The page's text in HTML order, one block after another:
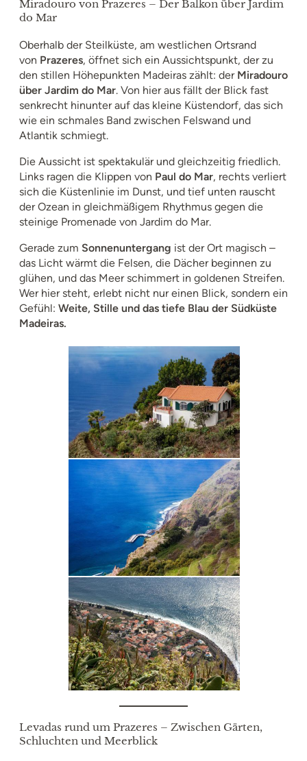
Miradouro von Prazeres – Der Balkon über Jardim
do Mar
Oberhalb der Steilküste, am westlichen Ortsrand
von Prazeres, öffnet sich ein Aussichtspunkt, der zu
den stillen Höhepunkten Madeiras zählt: der Miradouro
über Jardim do Mar. Von hier aus fällt der Blick fast
senkrecht hinunter auf das kleine Küstendorf, das sich
wie ein schmales Band zwischen Felswand und
Atlantik schmiegt.
Die Aussicht ist spektakulär und gleichzeitig friedlich.
Links ragen die Klippen von Paul do Mar, rechts verliert
sich die Küstenlinie im Dunst, und tief unten rauscht
der Ozean in gleichmäßigem Rhythmus gegen die
steinige Promenade von Jardim do Mar.
Gerade zum Sonnenuntergang ist der Ort magisch –
das Licht wärmt die Felsen, die Dächer beginnen zu
glühen, und das Meer schimmert in goldenen Streifen.
Wer hier steht, erlebt nicht nur einen Blick, sondern ein
Gefühl: Weite, Stille und das tiefe Blau der Südküste
Madeiras.
Levadas rund um Prazeres – Zwischen Gärten,
Schluchten und Meerblick